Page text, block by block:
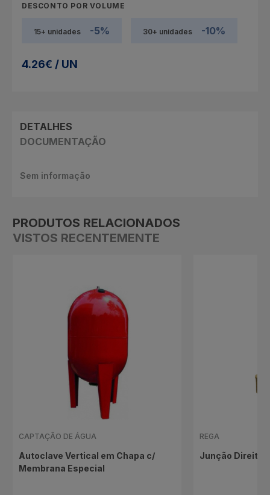
DESCONTO POR VOLUME
15+ unidades -5% 30+ unidades -10%
4.26€ / UN
DETALHES
DOCUMENTAÇÃO
Sem informação
PRODUTOS RELACIONADOS
VISTOS RECENTEMENTE
CAPTAÇÃO DE ÁGUA
Autoclave Vertical em Chapa c/
Membrana Especial
REGA
Junção Direita